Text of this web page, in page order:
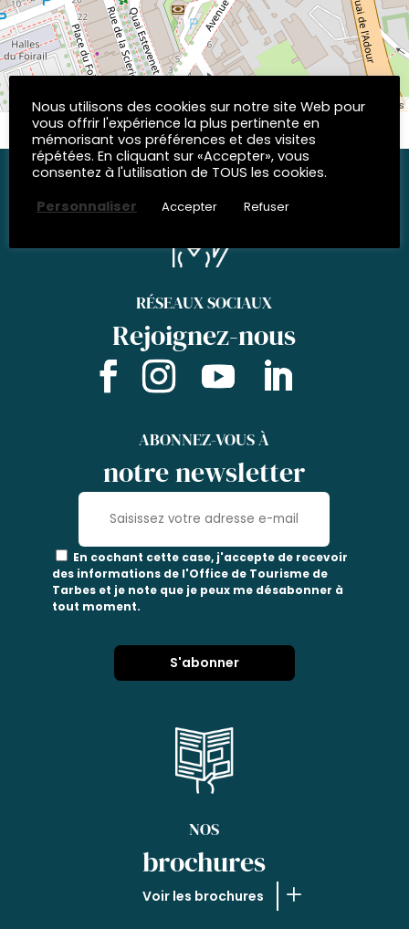
Leaflet| © OpenStreetMap contributors
RÉSEAUX SOCIAUX
Rejoignez-nous
ABONNEZ-VOUS À
notre newsletter
En cochant cette case, j'accepte de recevoir
des informations de l'Office de Tourisme de
Tarbes et je note que je peux me désabonner à
tout moment.
NOS
brochures
Voir les brochures
Nous utilisons des cookies sur notre site Web pour
vous offrir l'expérience la plus pertinente en
mémorisant vos préférences et des visites
répétées. En cliquant sur «Accepter», vous
consentez à l'utilisation de TOUS les cookies.
Personnaliser
Accepter Refuser